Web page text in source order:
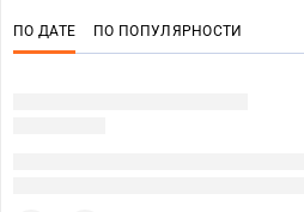
ПО ДАТЕ ПО ПОПУЛЯРНОСТИ